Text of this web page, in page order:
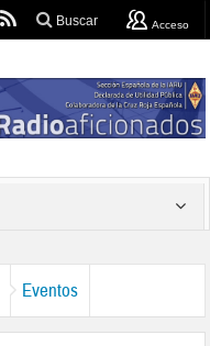
Buscar Acceso
Eventos